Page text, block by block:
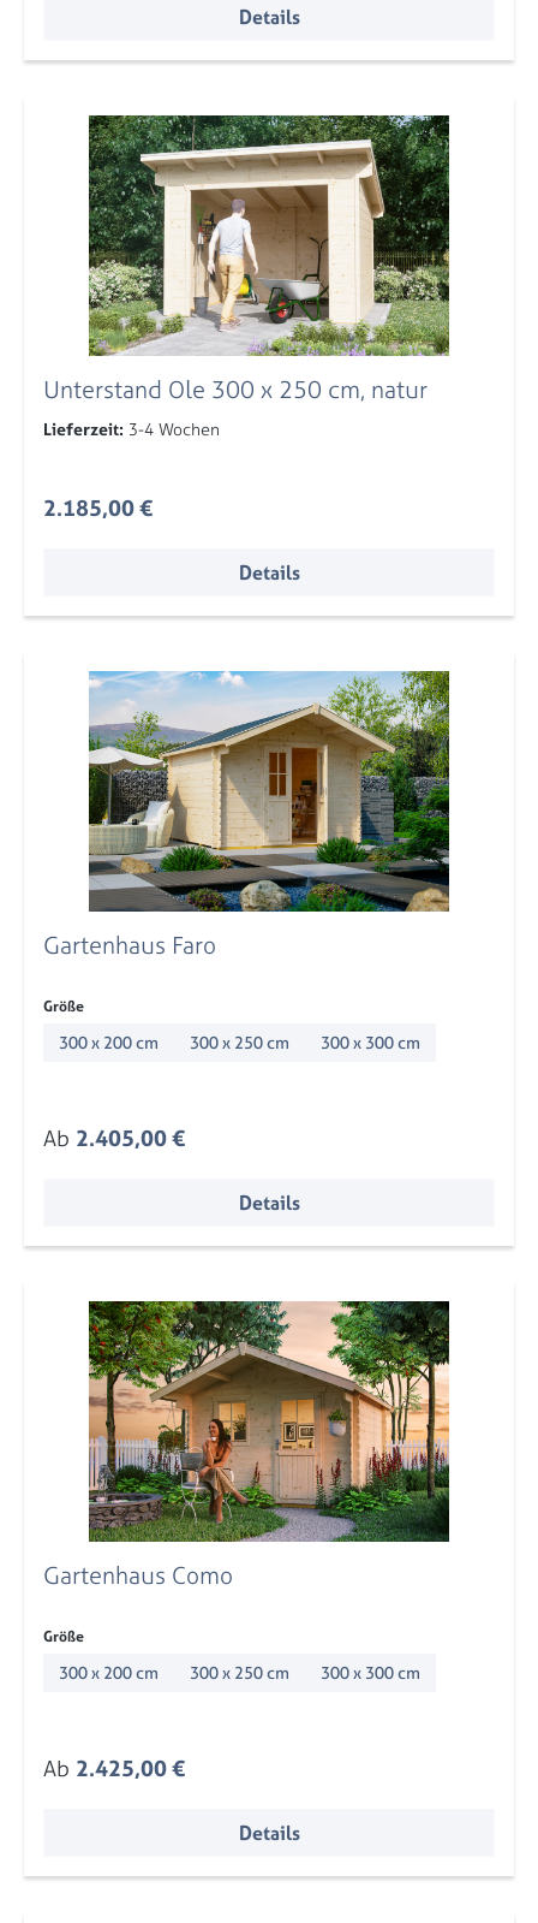
Details
Unterstand Ole 300 x 250 cm, natur
Lieferzeit: 3-4 Wochen
Regulärer Preis:
2.185,00 €
Details
Gartenhaus Faro
Größeauswählen
300 x 200 cm 300 x 250 cm 300 x 300 cm
Regulärer Preis:
Ab 2.405,00 €
Details
Gartenhaus Como
Größeauswählen
300 x 200 cm 300 x 250 cm 300 x 300 cm
Regulärer Preis:
Ab 2.425,00 €
Details